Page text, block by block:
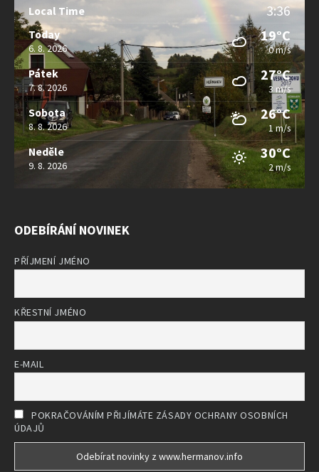
Local Time 3:36
Today
6. 8. 2026
19°C
0 m/s
Pátek
7. 8. 2026
27°C
3 m/s
Sobota
8. 8. 2026
26°C
1 m/s
Neděle
9. 8. 2026
30°C
2 m/s
ODEBÍRÁNÍ NOVINEK
PŘÍJMENÍ JMÉNO
KŘESTNÍ JMÉNO
E-MAIL
POKRAČOVÁNÍM PŘIJÍMÁTE ZÁSADY OCHRANY OSOBNÍCH
ÚDAJŮ